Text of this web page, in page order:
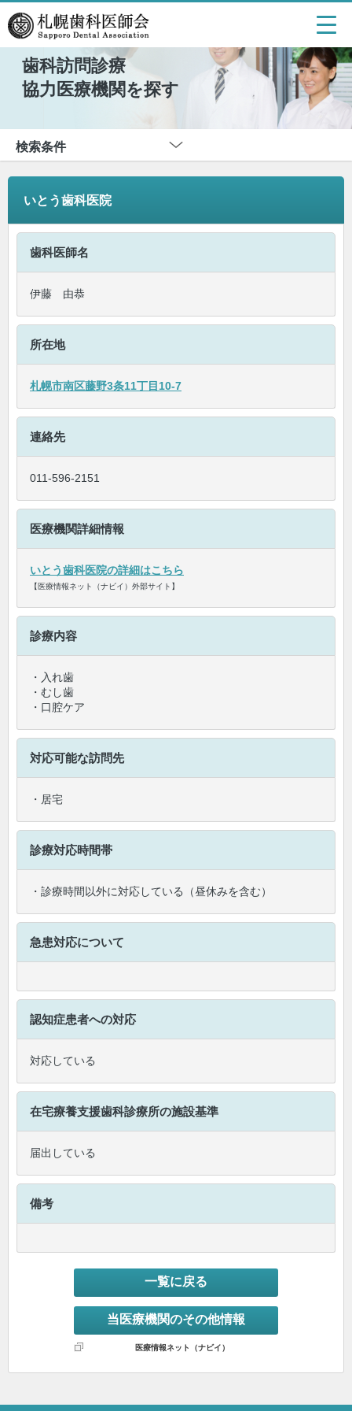
歯科訪問診療
協力医療機関を探す
検索条件
いとう歯科医院
歯科医師名
伊藤 由恭
所在地
札幌市南区藤野3条11丁目10-7
連絡先
011-596-2151
医療機関詳細情報
いとう歯科医院の詳細はこちら
【医療情報ネット（ナビイ）外部サイト】
診療内容
・入れ歯
・むし歯
・口腔ケア
対応可能な訪問先
・居宅
診療対応時間帯
・診療時間以外に対応している（昼休みを含む）
急患対応について
認知症患者への対応
対応している
在宅療養支援歯科診療所の施設基準
届出している
備考
一覧に戻る
当医療機関のその他情報
医療情報ネット（ナビイ）